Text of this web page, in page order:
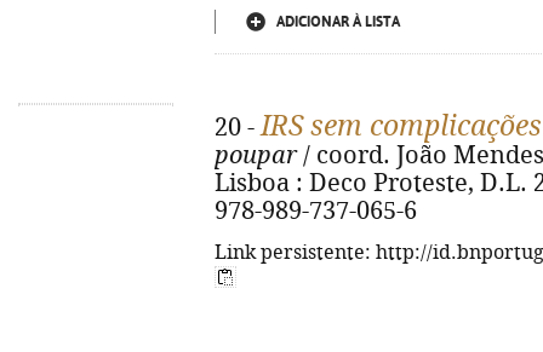
ADICIONAR À LISTA
20 -IRS sem complicações
poupar/ coord. João
Lisboa : Deco Proteste, D.L.
978-989-737-065-6
Link persistente: http://